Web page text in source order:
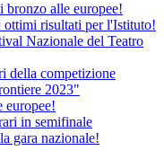
bronzo alle europee!
risultati per l'Istituto!
Nazionale del Teatro
della competizione
2023"
europee!
in semifinale
gara nazionale!